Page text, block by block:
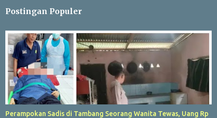
Postingan Populer
Perampokan Sadis di Tambang Seorang Wanita Tewas, Uang Rp